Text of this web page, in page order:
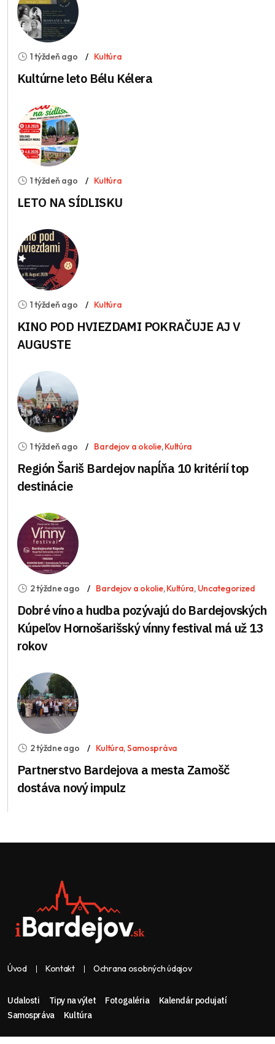
1 týždeň ago Kultúra
Kultúrne leto Bélu Kélera
1 týždeň ago Kultúra
LETO NA SÍDLISKU
1 týždeň ago Kultúra
KINO POD HVIEZDAMI POKRAČUJE AJ V
AUGUSTE
1 týždeň ago Bardejov a okolie,Kultúra
Región Šariš Bardejov napĺňa 10 kritérií top
destinácie
2 týždne ago Bardejov a okolie,Kultúra, Uncategorized
Dobré víno a hudba pozývajú do Bardejovských
Kúpeľov Hornošarišský vínny festival má už 13
rokov
2 týždne ago Kultúra,Samospráva
Partnerstvo Bardejova a mesta Zamošč
dostáva nový impulz
Úvod Kontakt Ochrana osobných údajov
Udalosti Tipy na výlet Fotogaléria
Kalendár podujatí
Samospráva
Kultúra